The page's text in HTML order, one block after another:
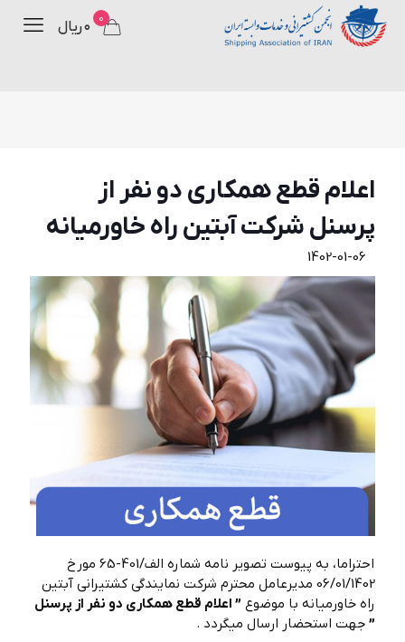
0 ۰ ریال
اعلام قطع همكاری دو نفر از
پرسنل شركت آبتين راه خاورميانه
1402-01-06
احتراما، به پیوست تصویر نامه شماره الف/401-65 مورخ
06/01/1402 مدیرعامل محترم شرکت نمایندگی کشتیرانی آبتین
راه خاورمیانه با موضوع ” اعلام قطع همكاري دو نفر از پرسنل
” جهت استحضار ارسال میگردد .